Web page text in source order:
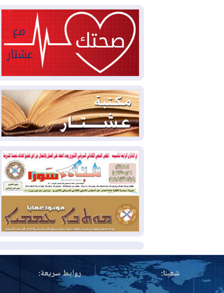
2026-08-03
أوامر بإجلاء 60 ألف شخص
بسبب الحرائق في ولاية واشنطن
2026-08-02
مشروع "حسابي" يُمهل
الموظفين حتى نهاية أغسطس لاستلام
بطاقاتهم المصرفية
2026-08-02دمشق وعمّان تحذران بغداد:
أي هجوم من أراضي العراق سيواجه برد
2026-08-02ترامب: الولايات المتحدة
وإسرائيل تعلقان شن ضربات على إيران
2026-08-01
تقرير: الولايات المتحدة تسحب
منظومة باتريوت الدفاعية من أربيل
2026-08-01
النفط: اتفاقية ثلاثية لاستئناف
التصدير عبر جيهان بطاقة 750 ألف برميل
يومياً
المزيد
شعبنا: روابط سريعة: